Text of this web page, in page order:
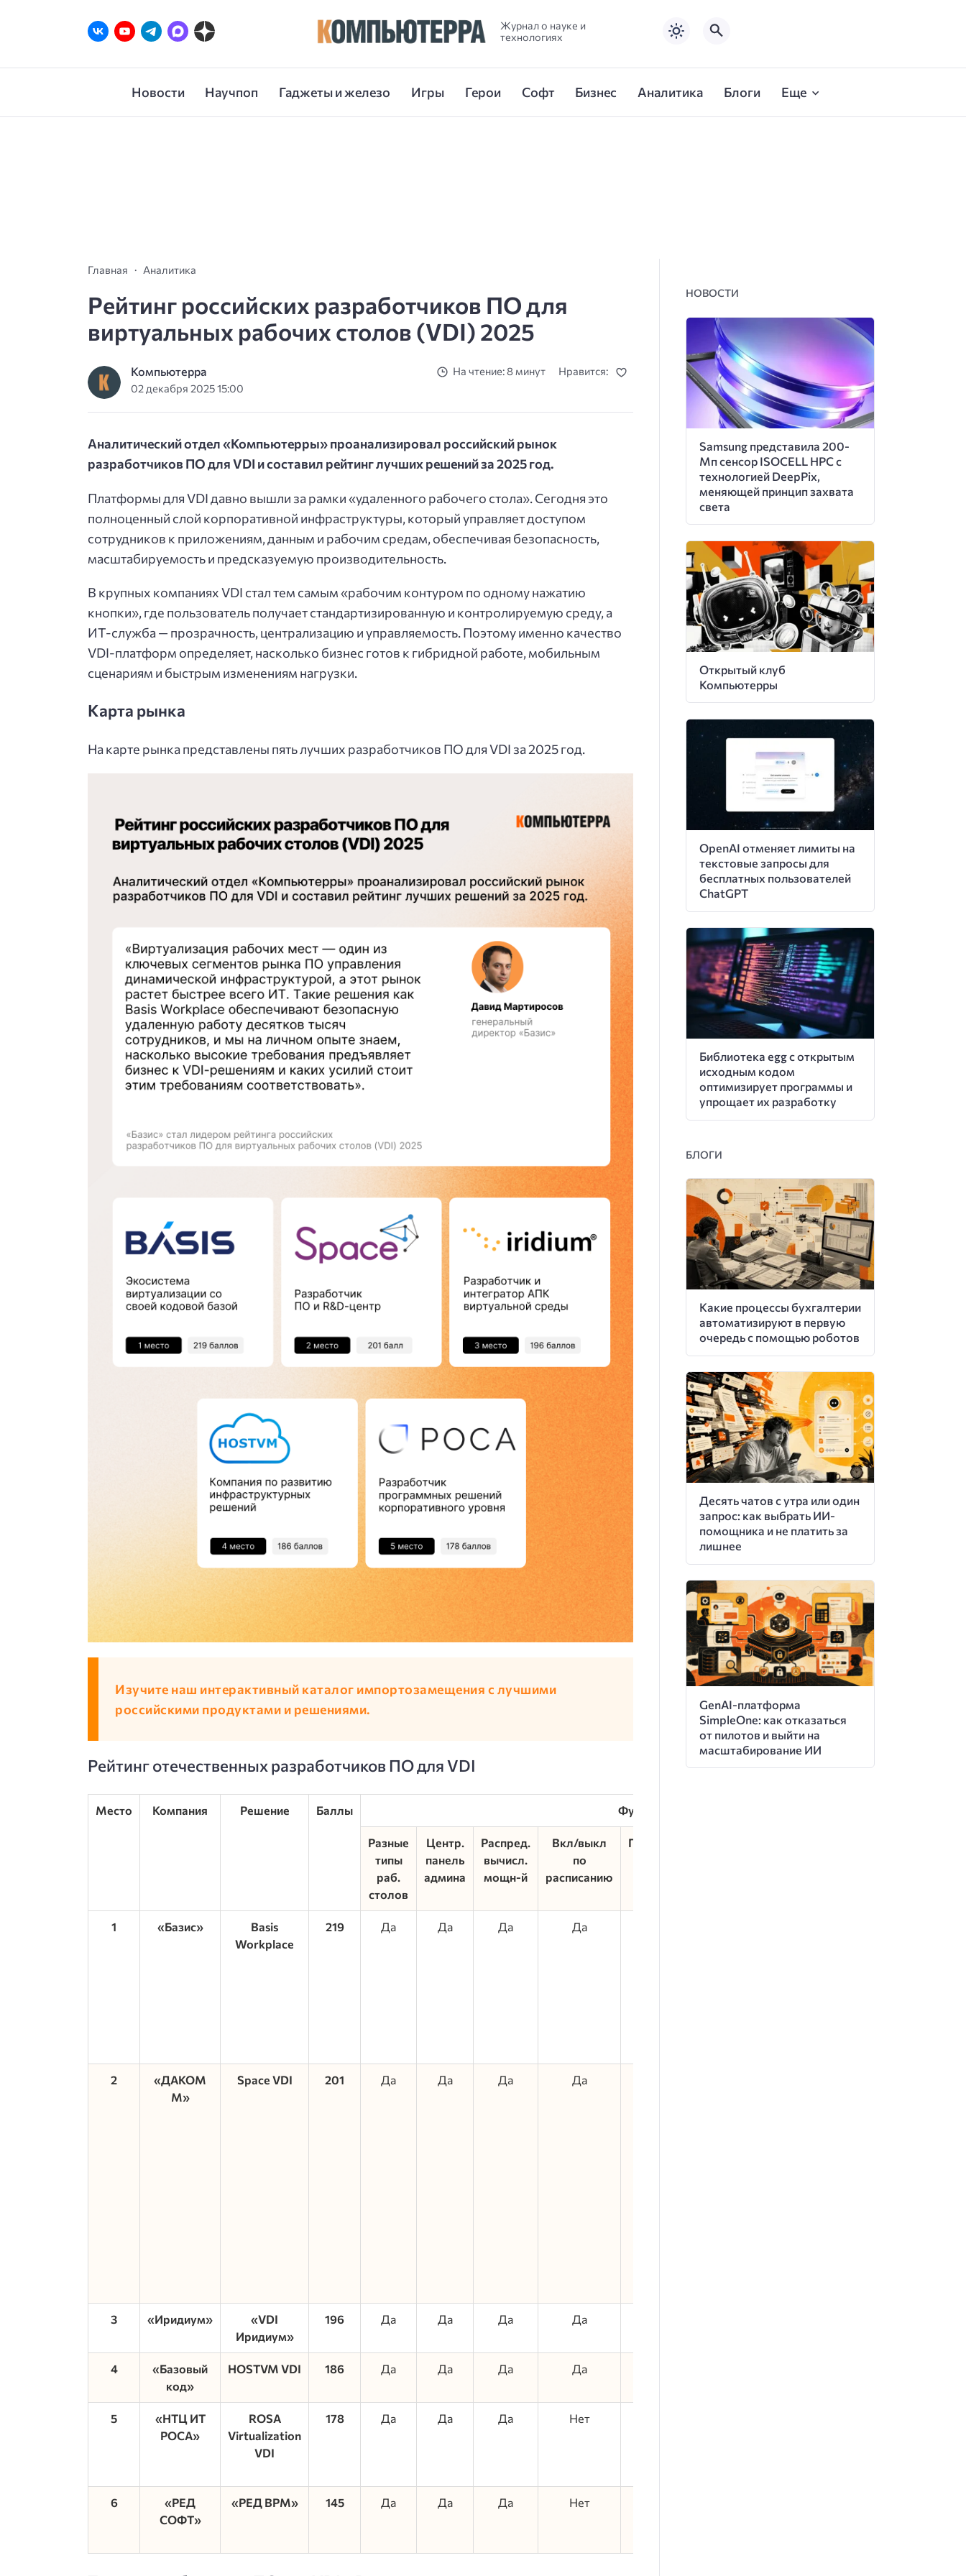
Журнал о науке и
технологиях
Новости Научпоп Гаджеты и железо Игры Герои Софт Бизнес Аналитика Блоги Еще
Главная Аналитика
Рейтинг российских разработчиков ПО для
виртуальных рабочих столов (VDI) 2025
Компьютерра
02 декабря 2025 15:00
На чтение: 8 минут Нравится:
Аналитический отдел «Компьютерры» проанализировал российский рынок
разработчиков ПО для VDI и составил рейтинг лучших решений за 2025 год.
Платформы для VDI давно вышли за рамки «удаленного рабочего стола». Сегодня это
полноценный слой корпоративной инфраструктуры, который управляет доступом
сотрудников к приложениям, данным и рабочим средам, обеспечивая безопасность,
масштабируемость и предсказуемую производительность.
В крупных компаниях VDI стал тем самым «рабочим контуром по одному нажатию
кнопки», где пользователь получает стандартизированную и контролируемую среду, а
ИТ-служба — прозрачность, централизацию и управляемость. Поэтому именно качество
VDI-платформ определяет, насколько бизнес готов к гибридной работе, мобильным
сценариям и быстрым изменениям нагрузки.
Карта рынка
На карте рынка представлены пять лучших разработчиков ПО для VDI за 2025 год.
Изучите наш интерактивный каталог импортозамещения с лучшими
российскими продуктами и решениями.
Рейтинг отечественных разработчиков ПО для VDI
Место Компания Решение Баллы Функционал (5)
Разные
типы
раб.
столов
Центр.
панель
админа
Распред.
вычисл.
мощн-й
Вкл/выкл
по
расписанию
Персональные
1 «Базис»
Basis
Workplace
219 Да Да Да Да
2
«ДАКОМ
М»
Space VDI 201 Да Да Да Да
3 «Иридиум»
«VDI
Иридиум»
196 Да Да Да Да
4
«Базовый
код»
HOSTVM VDI 186 Да Да Да Да
5
«НТЦ ИТ
РОСА»
ROSA
Virtualization
VDI
178 Да Да Да Нет
6
«РЕД
СОФТ»
«РЕД ВРМ» 145 Да Да Да Нет
НОВОСТИ
Samsung представила 200-
Мп сенсор ISOCELL HPC с
технологией DeepPix,
меняющей принцип захвата
света
Открытый клуб
Компьютерры
OpenAI отменяет лимиты на
текстовые запросы для
бесплатных пользователей
ChatGPT
Библиотека egg с открытым
исходным кодом
оптимизирует программы и
упрощает их разработку
БЛОГИ
Какие процессы бухгалтерии
автоматизируют в первую
очередь с помощью роботов
Десять чатов с утра или один
запрос: как выбрать ИИ-
помощника и не платить за
лишнее
GenAI-платформа
SimpleOne: как отказаться
от пилотов и выйти на
масштабирование ИИ